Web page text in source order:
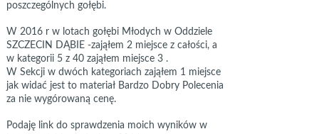
poszczególnych gołębi.
W 2016 r w lotach gołębi Młodych w Oddziele
SZCZECIN DĄBIE -zająłem 2 miejsce z całości, a
w kategorii 5 z 40 zająłem miejsce 3 .
W Sekcji w dwóch kategoriach zająłem 1 miejsce
jak widać jest to materiał Bardzo Dobry Polecenia
za nie wygórowaną cenę.
Podaję link do sprawdzenia moich wyników w